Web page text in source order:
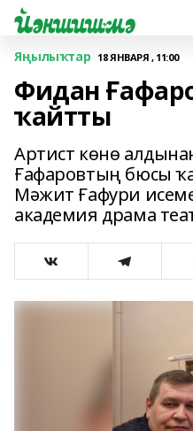
Яңылыҡтар 18 ЯНВАРЯ , 11:00
Фидан
ҡайтты
Артист көнө
Ғафаровтың бюсы
Мәжит Ғафури
академия драма